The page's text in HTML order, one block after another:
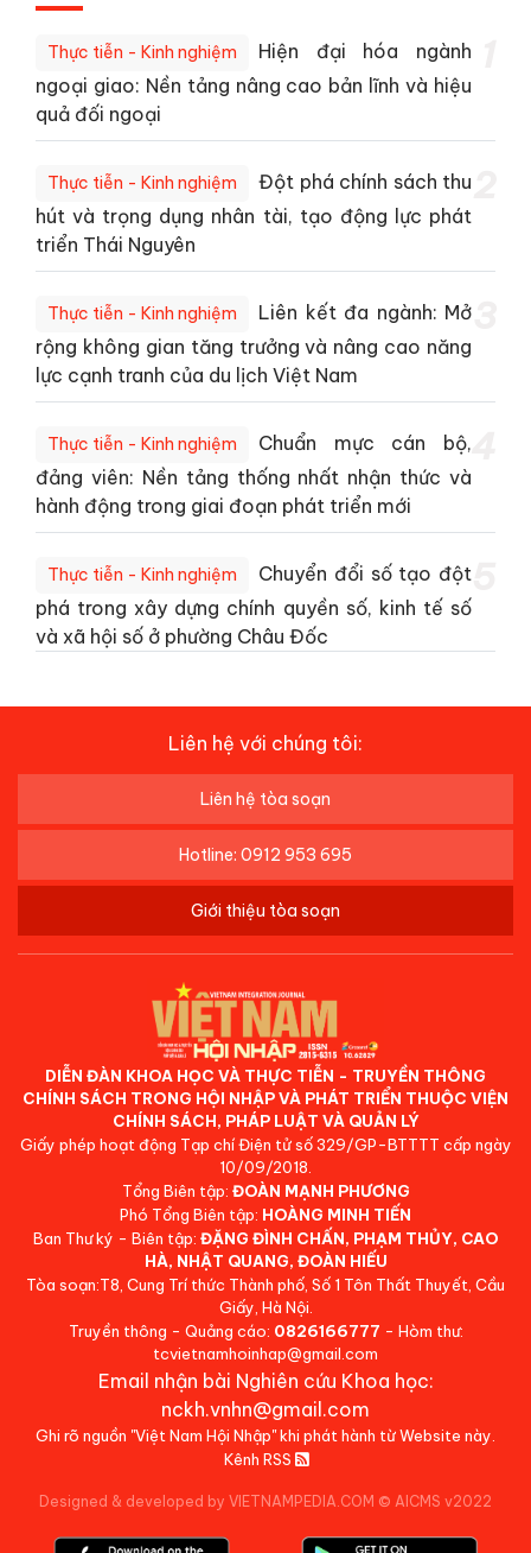
Thực tiễn - Kinh nghiệm
Hiện đại hóa ngành
ngoại giao: Nền tảng nâng cao bản lĩnh và hiệu
quả đối ngoại
Thực tiễn - Kinh nghiệm
Đột phá chính sách thu
hút và trọng dụng nhân tài, tạo động lực phát
triển Thái Nguyên
Thực tiễn - Kinh nghiệm
Liên kết đa ngành: Mở
rộng không gian tăng trưởng và nâng cao năng
lực cạnh tranh của du lịch Việt Nam
Thực tiễn - Kinh nghiệm
Chuẩn mực cán bộ,
đảng viên: Nền tảng thống nhất nhận thức và
hành động trong giai đoạn phát triển mới
Thực tiễn - Kinh nghiệm
Chuyển đổi số tạo đột
phá trong xây dựng chính quyền số, kinh tế số
và xã hội số ở phường Châu Đốc
Liên hệ với chúng tôi:
Liên hệ tòa soạn
Hotline: 0912 953 695
Giới thiệu tòa soạn
DIỄN ĐÀN KHOA HỌC VÀ THỰC TIỄN - TRUYỀN THÔNG
CHÍNH SÁCH TRONG HỘI NHẬP VÀ PHÁT TRIỂN THUỘC VIỆN
CHÍNH SÁCH, PHÁP LUẬT VÀ QUẢN LÝ
Giấy phép hoạt động Tạp chí Điện tử số 329/GP-BTTTT cấp ngày
10/09/2018.
Tổng Biên tập: ĐOÀN MẠNH PHƯƠNG
Phó Tổng Biên tập: HOÀNG MINH TIẾN
Ban Thư ký - Biên tập: ĐẶNG ĐÌNH CHẤN, PHẠM THỦY, CAO
HÀ, NHẬT QUANG, ĐOÀN HIẾU
Tòa soạn:T8, Cung Trí thức Thành phố, Số 1 Tôn Thất Thuyết, Cầu
Giấy, Hà Nội.
Truyền thông - Quảng cáo: 0826166777 - Hòm thư:
tcvietnamhoinhap@gmail.com
Email nhận bài Nghiên cứu Khoa học:
nckh.vnhn@gmail.com
Ghi rõ nguồn "Việt Nam Hội Nhập" khi phát hành từ Website này.
Kênh RSS
Designed & developed by VIETNAMPEDIA.COM © AICMS v2022